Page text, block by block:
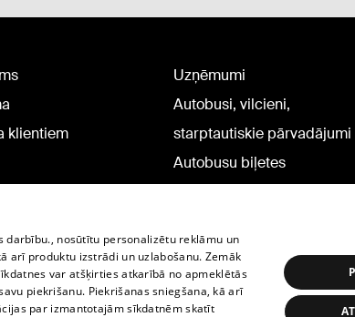
klientiem
reklāma
lietošanas
Uzņēmumi
Autobusi, vilcieni,
starptautiskie pārvadājumi
Autobusu biļetes
nosūtītu personalizētu reklāmu un
arī produktu izstrādi un uzlabošanu. Zemāk
var atšķirties atkarībā no apmeklētās
piekrišanu. Piekrišanas sniegšana, kā arī
par izmantotajām sīkdatnēm skatīt